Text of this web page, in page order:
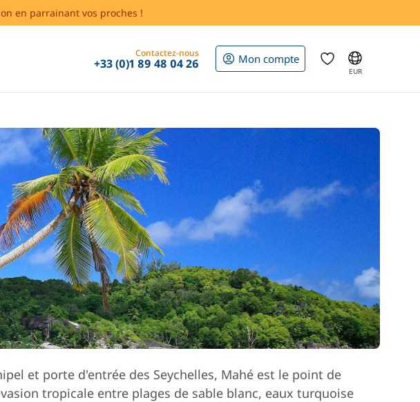
en parrainant vos proches !
Contactez-nous
+33 (0)1 89 48 04 26 Mon compte
EUR
et porte d'entrée des Seychelles, Mahé est le point de
tropicale entre plages de sable blanc, eaux turquoise